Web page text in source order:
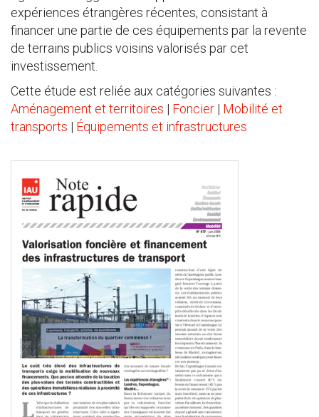
expériences étrangères récentes, consistant à
financer une partie de ces équipements par la revente
de terrains publics voisins valorisés par cet
investissement.
Cette étude est reliée aux catégories suivantes :
Aménagement et territoires | Foncier | Mobilité et
transports | Équipements et infrastructures